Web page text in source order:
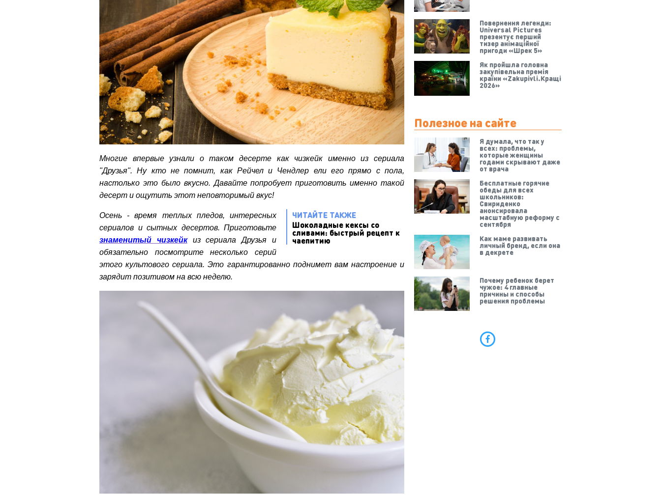
Многие впервые узнали о таком десерте как чизкейк именно из сериала
"Друзья". Ну кто не помнит, как Рейчел и Чендлер ели его прямо с пола,
настолько это было вкусно. Давайте попробует приготовить именно такой
десерт и ощутить этот неповторимый вкус!
ЧИТАЙТЕ ТАКЖЕ
Шоколадные кексы со
сливами: быстрый рецепт к
чаепитию
Осень - время теплых пледов, интересных
сериалов и сытных десертов. Приготовьте
знаменитый чизкейкиз сериала Друзья и
обязательно посмотрите несколько серий
этого культового сериала. Это гарантированно поднимет вам настроение и
зарядит позитивом на всю неделю.
Повернення легенди:
Universal Pictures
презентує перший
тизер анімаційної
пригоди «Шрек 5»
Як пройшла головна
закупівельна премія
країни «Zakupivli.Кращі
2026»
Полезное на сайте
Я думала, что так у
всех: проблемы,
которые женщины
годами скрывают даже
от врача
Бесплатные горячие
обеды для всех
школьников:
Свириденко
анонсировала
масштабную реформу с
сентября
Как маме развивать
личный бренд, если она
в декрете
Почему ребенок берет
чужое: 4 главные
причины и способы
решения проблемы